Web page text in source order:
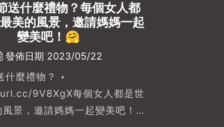
送什麼禮物？每個女人都
美的風景，邀請媽媽一起
變美吧！🤗
發佈日期 2023/05/22
什麼禮物？ ‣
9V8XgX每個女人都是世
景，邀請媽媽一起變美吧！